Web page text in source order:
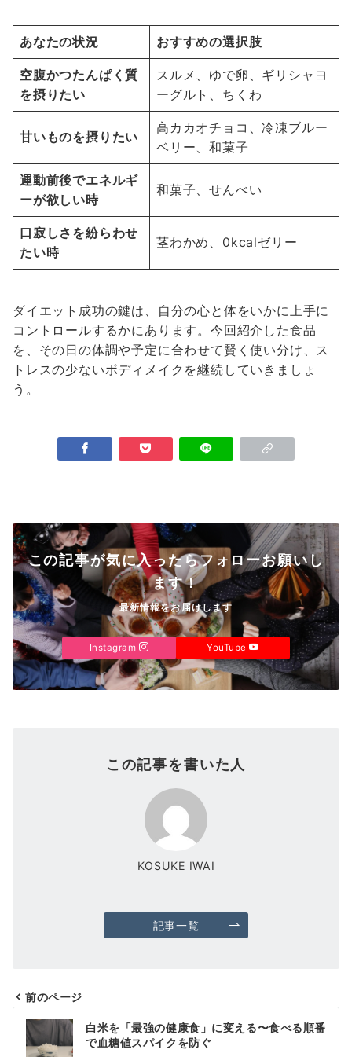
あなたの状況 おすすめの選択肢
空腹かつたんぱく質
を摂りたい
スルメ、ゆで卵、ギリシャヨ
ーグルト、ちくわ
甘いものを摂りたい
高カカオチョコ、冷凍ブルー
ベリー、和菓子
運動前後でエネルギ
ーが欲しい時
和菓子、せんべい
口寂しさを紛らわせ
たい時
茎わかめ、0kcalゼリー
ダイエット成功の鍵は、自分の心と体をいかに上手に
コントロールするかにあります。今回紹介した食品
を、その日の体調や予定に合わせて賢く使い分け、ス
トレスの少ないボディメイクを継続していきましょ
う。
この記事が気に入ったらフォローお願いし
ます！
最新情報をお届けします
Instagram YouTube
この記事を書いた人
KOSUKE IWAI
記事一覧
投
稿
前のページ
白米を「最強の健康食」に変える〜食べる順番
で血糖値スパイクを防ぐ